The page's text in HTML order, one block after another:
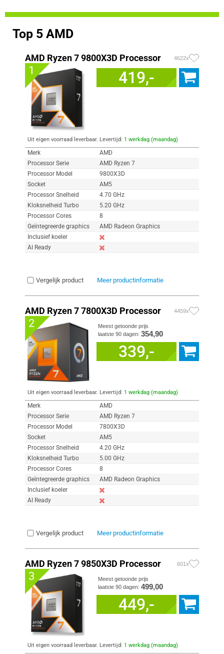
Top 5 AMD
AMD Ryzen 7 9800X3D Processor 4622x
1 419,-
Uit eigen voorraad leverbaar. Levertijd: 1 werkdag (maandag)
Merk
AMD
Processor Serie
AMD Ryzen 7
Processor Model
9800X3D
Socket
AM5
Processor Snelheid
4.70 GHz
Kloksnelheid Turbo
5.20 GHz
Processor Cores
8
Geïntegreerde graphics
AMD Radeon Graphics
Inclusief koeler
AI Ready
Vergelijk product Meer productinformatie
AMD Ryzen 7 7800X3D Processor 4459x
2
Meest getoonde prijs
laatste 90 dagen: 354,90
339,-
Uit eigen voorraad leverbaar. Levertijd: 1 werkdag (maandag)
Merk
AMD
Processor Serie
AMD Ryzen 7
Processor Model
7800X3D
Socket
AM5
Processor Snelheid
4.20 GHz
Kloksnelheid Turbo
5.00 GHz
Processor Cores
8
Geïntegreerde graphics
AMD Radeon Graphics
Inclusief koeler
AI Ready
Vergelijk product Meer productinformatie
AMD Ryzen 7 9850X3D Processor 601x
3
Meest getoonde prijs
laatste 90 dagen: 499,00
449,-
Uit eigen voorraad leverbaar. Levertijd: 1 werkdag (maandag)